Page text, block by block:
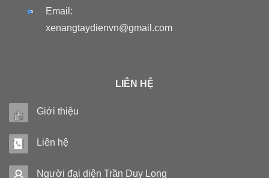
Email:
xenangtaydienvn@gmail.com
LIÊN HỆ
Giới thiệu
Liên hệ
Người đại diện Trần Duy Long